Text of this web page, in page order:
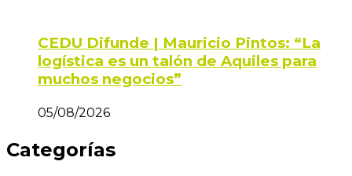
CEDU Difunde | Mauricio Pintos: “La
logística es un talón de Aquiles para
muchos negocios”
05/08/2026
Categorías